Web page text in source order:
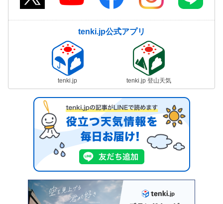
tenki.jp公式アプリ
tenki.jp tenki.jp 登山天気